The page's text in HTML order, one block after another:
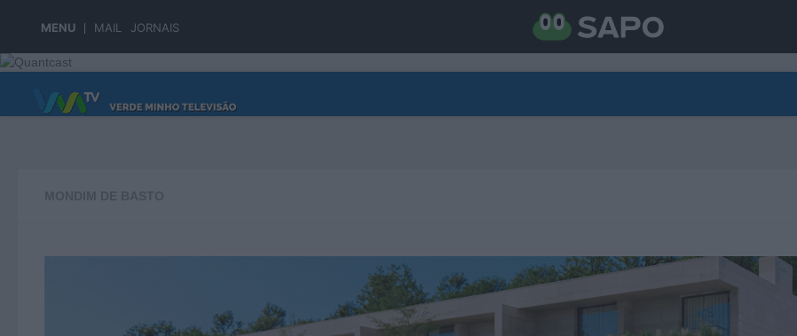
MENU MAIL JORNAIS
Skip to content